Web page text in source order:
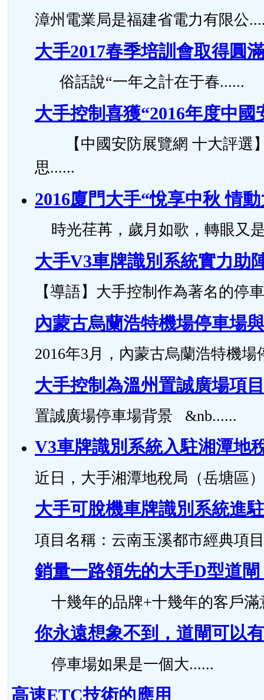
漳州電業局是福建省電力有限公
大手2017春季培訓會取得圓
俗話說“一年之計在于春......
大手控制喜獲“2016年度中
【中國安防展覽網 十大評選
思......
2016廈門大手“悅享中秋 情
時光荏苒，歲月如歌，轉眼又
大手V3車牌識別系統實力助
【導語】大手控制作為著名的停
內蒙古烏蘭浩特機場停車場
2016年3月，內蒙古烏蘭浩特機
大手控制為溫州置誠廣場項
置誠廣場停車場背景 &nb......
V3車牌識別系統入駐湘潭地
近日，大手湘潭地稅局（岳塘區
大手可脫機車牌識別系統進
項目名稱：云南玉溪都市經典項
銷量一路領先的大手D型道
十幾年的品牌+十幾年的客戶滿
你永遠想象不到，道閘可以
停車場如果是一個大......
高速ETC技術的應用